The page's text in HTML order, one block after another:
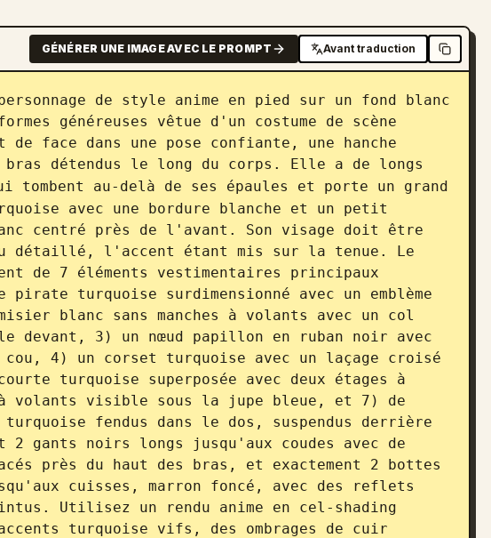
GÉNÉRER UNE IMAGE AVEC LE PROMPT Avant traduction
de style anime en pied sur un fond blanc
généreuses vêtue d'un costume de scène
face dans une pose confiante, une hanche
détendus le long du corps. Elle a de longs
tombent au-delà de ses épaules et porte un grand
avec une bordure blanche et un petit
centré près de l'avant. Son visage doit être
détaillé, l'accent étant mis sur la tenue. Le
de 7 éléments vestimentaires principaux
turquoise surdimensionné avec un emblème
blanc sans manches à volants avec un col
devant, 3) un nœud papillon en ruban noir avec
cou, 4) un corset turquoise avec un laçage croisé
turquoise superposée avec deux étages à
volants visible sous la jupe bleue, et 7) de
turquoise fendus dans le dos, suspendus derrière
2 gants noirs longs jusqu'aux coudes avec de
près du haut des bras, et exactement 2 bottes
cuisses, marron foncé, avec des reflets
Utilisez un rendu anime en cel-shading
turquoise vifs, des ombrages de cuir